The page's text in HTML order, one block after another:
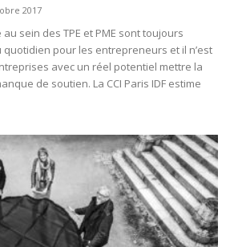
2017
sein des TPE et PME sont toujours
pour les entrepreneurs et il n’est
avec un réel potentiel mettre la
de soutien. La CCI Paris IDF estime